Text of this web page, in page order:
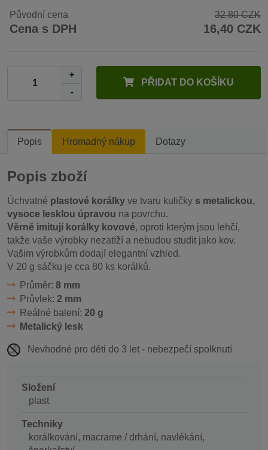
Původní cena 32,80 CZK
Cena s DPH 16,40 CZK
+
-
PŘIDAT DO KOŠÍKU
Popis Hromadný nákup Dotazy
Popis zboží
Úchvatné plastové korálky ve tvaru kuličky s metalickou,
vysoce lesklou úpravou na povrchu.
Věrně imitují korálky kovové, oproti kterým jsou lehčí,
takže vaše výrobky nezatíží a nebudou studit jako kov.
Vašim výrobkům dodají elegantní vzhled.
V 20 g sáčku je cca 80 ks korálků.
Průměr: 8 mm
Průvlek: 2 mm
Reálné balení: 20 g
Metalický lesk
Nevhodné pro děti do 3 let - nebezpečí spolknutí
Složení
plast
Techniky
korálkování, macrame / drhání, navlékání,